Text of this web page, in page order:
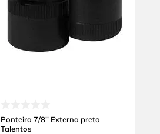
Ponteira 7/8'' Externa preto
Talentos